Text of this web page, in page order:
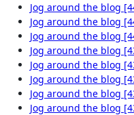
Jog around the blog
Jog around the blog
Jog around the blog
Jog around the blog
Jog around the blog
Jog around the blog
Jog around the blog
Jog around the blog